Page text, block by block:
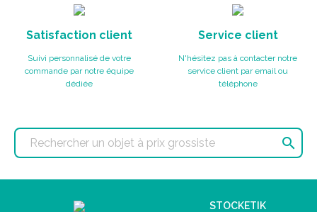
Satisfaction client
Suivi personnalisé de votre
commande par notre équipe
dédiée
Service client
N'hésitez pas à contacter notre
service client par email ou
téléphone

STOCKETIK